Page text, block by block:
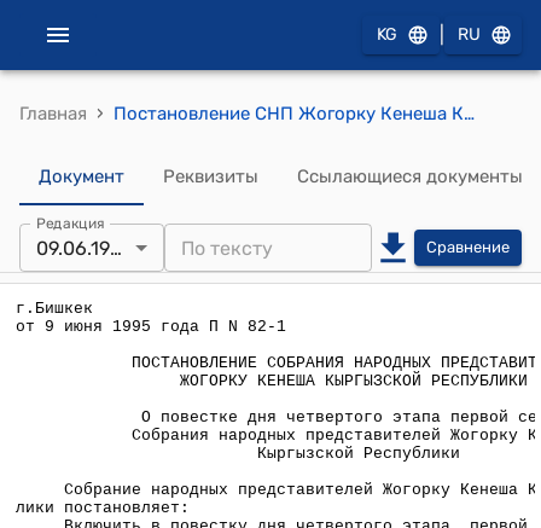
KG RU
Главная › Постановление СНП Жогорку Кенеша КР от 9 июня 1995 года П №82-1 "О повестке дня четвертого этапа первой сессии Собрания народных представителей Жогорку Кенеша Кыргызской Республики"
Документ Реквизиты Ссылающиеся документы
Редакция
09.06.1995 Сравнение